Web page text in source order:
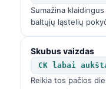
Sumažina
baltųjų ląstelių
Skubus vaizdas
CK labai
Reikia tos pačios